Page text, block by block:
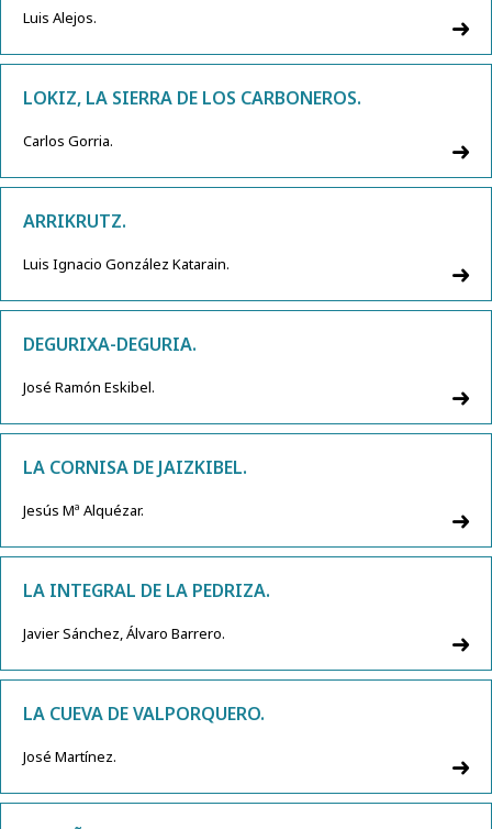
Luis Alejos.
LOKIZ, LA SIERRA DE LOS CARBONEROS.
Carlos Gorria.
ARRIKRUTZ.
Luis Ignacio González Katarain.
DEGURIXA-DEGURIA.
José Ramón Eskibel.
LA CORNISA DE JAIZKIBEL.
Jesús Mª Alquézar.
LA INTEGRAL DE LA PEDRIZA.
Javier Sánchez, Álvaro Barrero.
LA CUEVA DE VALPORQUERO.
José Martínez.